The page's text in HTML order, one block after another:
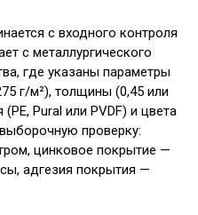
с входного контроля
с металлургического
где указаны параметры
г/м²), толщины (0,45 или
Pural или PVDF) и цвета
проверку:
цинковое покрытие —
адгезия покрытия —